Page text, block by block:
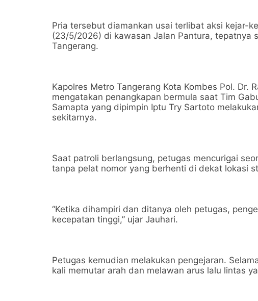
Pria tersebut diamankan usai terlibat aksi kejar-
(23/5/2026) di kawasan Jalan Pantura, tepatnya
Tangerang.
Kapolres Metro Tangerang Kota Kombes Pol. Dr.
mengatakan penangkapan bermula saat Tim
Samapta yang dipimpin Iptu Try Sartoto
sekitarnya.
Saat patroli berlangsung, petugas mencurigai
tanpa pelat nomor yang berhenti di dekat lokasi
“Ketika dihampiri dan ditanya oleh petugas,
kecepatan tinggi,” ujar Jauhari.
Petugas kemudian melakukan pengejaran.
kali memutar arah dan melawan arus lalu lintas